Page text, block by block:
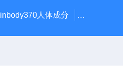
inbody370人体成分 AR-1日本